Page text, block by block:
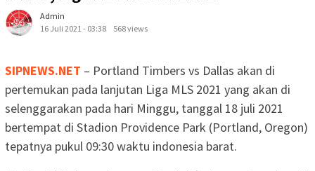
Admin
16 Juli 2021 - 03:38
568 views
SIPNEWS.NET – Portland Timbers vs Dallas akan di
pertemukan pada lanjutan Liga MLS 2021 yang akan di
selenggarakan pada hari Minggu, tanggal 18 juli 2021
bertempat di Stadion Providence Park (Portland, Oregon)
tepatnya pukul 09:30 waktu indonesia barat.